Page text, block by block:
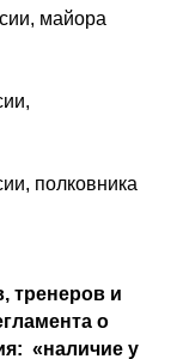
майора
полковника
тренеров и
о
«наличие у